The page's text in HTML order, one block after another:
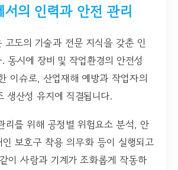
의 인력과 안전 관리
고도의 기술과 전문 지식을 갖춘 인
동시에 장비 및 작업환경의 안전성
이슈로, 산업재해 예방과 작업자의
생산성 유지에 직결됩니다.
리를 위해 공정별 위험요소 분석, 안
보호구 착용 의무화 등이 실행되고
이 사람과 기계가 조화롭게 작동하